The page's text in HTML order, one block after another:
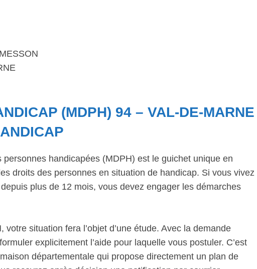
(MDPH) 94 – VAL-DE-MARNE
handicapées (MDPH) est le guichet unique en
droits des personnes en situation de handicap. Si vous vivez
plus de 12 mois, vous devez engager les démarches
situation fera l’objet d’une étude. Avec la demande
explicitement l’aide pour laquelle vous postuler. C’est
départementale qui propose directement un plan de